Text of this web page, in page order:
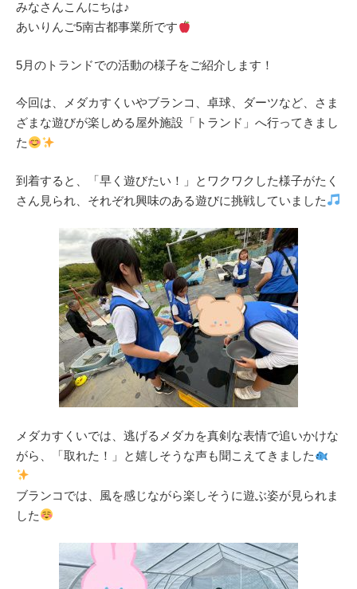
みなさんこんにちは♪
あいりんご5南古都事業所です
5月のトランドでの活動の様子をご紹介します！
今回は、メダカすくいやブランコ、卓球、ダーツなど、さま
ざまな遊びが楽しめる屋外施設「トランド」へ行ってきまし
た
到着すると、「早く遊びたい！」とワクワクした様子がたく
さん見られ、それぞれ興味のある遊びに挑戦していました
メダカすくいでは、逃げるメダカを真剣な表情で追いかけな
がら、「取れた！」と嬉しそうな声も聞こえてきました
ブランコでは、風を感じながら楽しそうに遊ぶ姿が見られま
した